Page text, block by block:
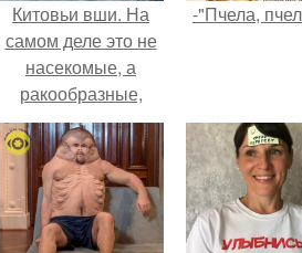
Китовьи вши. На
самом деле это не
насекомые, а
ракообразные,
относящиеся к
бокоплавам.
-"Пчела,